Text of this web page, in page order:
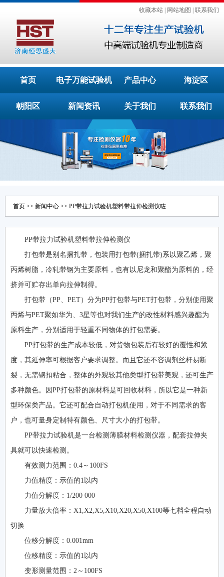
收藏本站 网站地图 联系我们
首页 电子万能试验机 产品中心 海淀区
朝阳区 新闻资讯 关于我们 联系我们
首页 >> 新闻中心 >> PP带拉力试验机塑料带拉伸检测仪咗
PP带拉力试验机塑料带拉伸检测仪
打包带是别名捆扎带，包装用打包带(捆扎带)系以聚乙烯，聚
丙烯树脂，冷轧带钢为主要原料，也有以尼龙和聚酯为原料的，经
挤并可贮存出单向拉伸制得。
打包带（PP、PET）分为PP打包带与PET打包带，分别使用聚
丙烯与PET聚如华为、3星等也对我们生产的改性材料感兴趣酯为
原料生产，分别适用于轻重不同物体的打包需要。
PP打包带的生产成本较低，对货物包装后有较好的覆性和紧
度，其延伸率可根据客户要求调整。而且它还不容调剂丝杆易断
裂，无需钢扣粘合，整体的外观较其他类型打包带美观，还可生产
多种颜色。因PP打包带的原材料是可回收材料，所以它是一种新
型环保类产品。它还可配合自动打包机使用，对于不同需求的客
户，也可量身定制特有颜色、尺寸大小的打包带。
PP带拉力试验机是一台检测薄膜材料检测仪器，配套拉伸夹
具就可以快速检测。
有效测力范围：0.4～100FS
力值精度：示值的1以内
力值分解度：1/200 000
力量放大倍率：X1,X2,X5,X10,X20,X50,X100等七档全程自动
切换
位移分解度：0.001mm
位移精度：示值的1以内
变形测量范围：2～100FS